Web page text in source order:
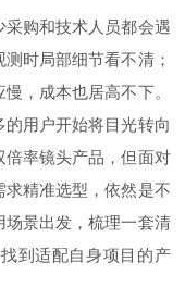
购和技术人员都会遇
时局部细节看不清；
，成本也居高不下。
用户开始将目光转向
率镜头产品，但面对
精准选型，依然是不
场景出发，梳理一套清
到适配自身项目的产